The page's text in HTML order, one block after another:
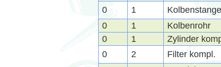
0
1
Kolbenstange
0
1
Kolbenrohr
0
1
Zylinder
0
2
Filter kompl.